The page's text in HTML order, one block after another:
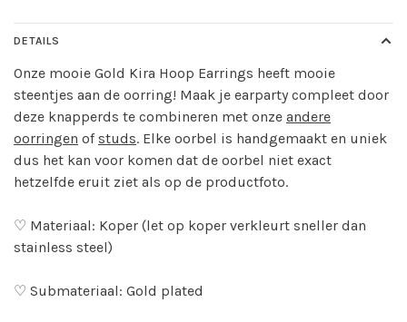
DETAILS
Onze mooie Gold Kira Hoop Earrings heeft mooie
steentjes aan de oorring! Maak je earparty compleet door
deze knapperds te combineren met onze andere
oorringen of studs. Elke oorbel is handgemaakt en uniek
dus het kan voor komen dat de oorbel niet exact
hetzelfde eruit ziet als op de productfoto.
♡ Materiaal: Koper (let op koper verkleurt sneller dan
stainless steel)
♡ Submateriaal: Gold plated